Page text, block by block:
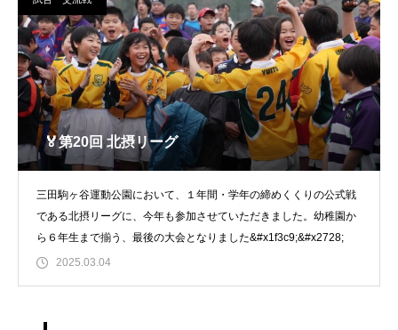
🏅第20回 北摂リーグ
三田駒ヶ谷運動公園において、１年間・学年の締めくくりの公式戦
である北摂リーグに、今年も参加させていただきました。幼稚園か
ら６年生まで揃う、最後の大会となりました&#x1f3c9;&#x2728;
2025.03.04